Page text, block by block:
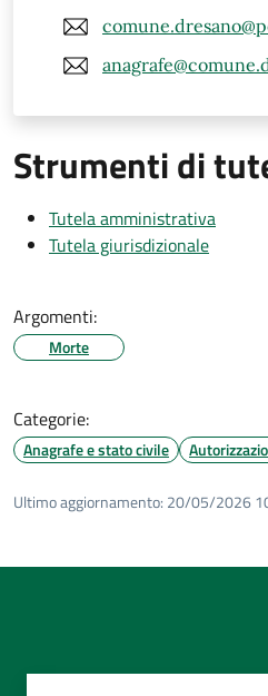
Strumenti di
Tutela amministrativa
Tutela giurisdizionale
Argomenti:
Morte
Categorie:
Anagrafe e stato civile
Ultimo aggiornamento: 20/05/2026